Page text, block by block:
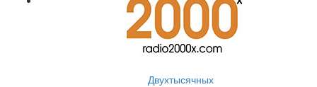
Двухтысячных